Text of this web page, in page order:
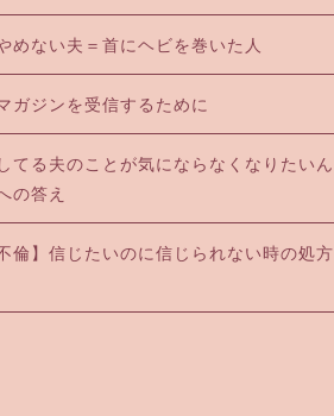
めない夫＝首にヘビを巻いた人
ガジンを受信するために
てる夫のことが気にならなくなりたいん
の答え
倫】信じたいのに信じられない時の処方